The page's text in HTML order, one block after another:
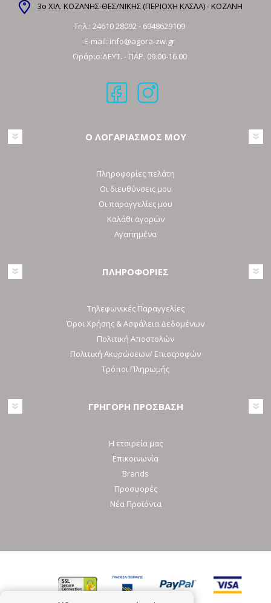
3ο ΧΙΛ. ΚΟΖΑΝΗΣ-ΘΕΣ/ΝΙΚΗΣ (ΠΕΡΙΟΧΗ ΚΑΣΛΑ) - ΚΟΖΑΝΗ
Τηλ.: 24610 28092- 6948629109
E-mail: info@agora-zw.gr
Ωράριο:ΔΕΥΤ. - ΠΑΡ. 09.00-16.00
Ο ΛΟΓΑΡΙΑΣΜΟΣ ΜΟΥ
Πληροφορίες πελάτη
Οι διευθύνσεις μου
Οι παραγγελίες μου
Καλάθι αγορών
Αγαπημένα
ΠΛΗΡΟΦΟΡΙΕΣ
Τηλεφωνικές Παραγγελίες
Όροι Χρήσης & Ασφάλεια Δεδομένων
Πολιτική Αποστολών
Πολιτική Ακυρώσεων/ Επιστροφών
Τρόποι Πληρωμής
ΓΡΗΓΟΡΗ ΠΡΟΣΒΑΣΗ
Η εταιρεία μας
Επικοινωνία
Brands
Προσφορές
Νέα Προϊόντα